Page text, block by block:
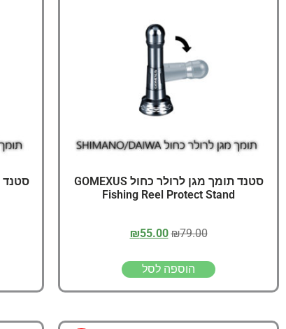
סטנד תומך מגן לרולר כחול GOMEXUS
Fishing Reel Protect Stand
₪79.00
₪55.00
הוספה לסל